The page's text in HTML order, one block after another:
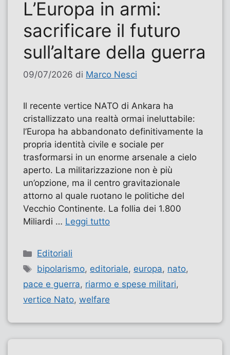
L’Europa in armi:
sacrificare il futuro
sull’altare della guerra
09/07/2026 di Marco Nesci
Il recente vertice NATO di Ankara ha
cristallizzato una realtà ormai ineluttabile:
l’Europa ha abbandonato definitivamente la
propria identità civile e sociale per
trasformarsi in un enorme arsenale a cielo
aperto. La militarizzazione non è più
un’opzione, ma il centro gravitazionale
attorno al quale ruotano le politiche del
Vecchio Continente. La follia dei 1.800
Miliardi … Leggi tutto
Categorie
Editoriali
Tag
bipolarismo, editoriale, europa, nato,
pace e guerra, riarmo e spese militari,
vertice Nato, welfare